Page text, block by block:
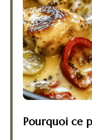
Pourquoi ce